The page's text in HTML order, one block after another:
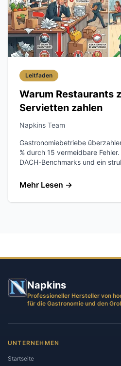
Leitfaden
Warum Restaurants
Servietten zahlen
Napkins Team
Gastronomiebetriebe
% durch 15 vermeidbare
DACH-Benchmarks und ein
Mehr Lesen →
Napkins
Professioneller Hersteller von
für die Gastronomie und den
UNTERNEHMEN
Startseite